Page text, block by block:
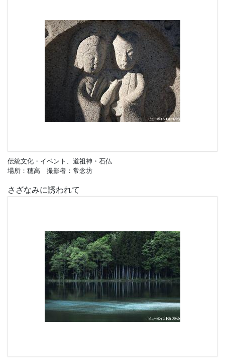
伝統文化・イベント、道祖神・石仏
場所：穂高 撮影者：常念坊
さざなみに誘われて